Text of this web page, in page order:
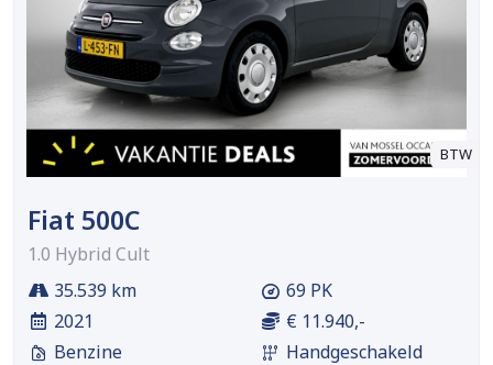
BTW
Fiat 500C
1.0 Hybrid Cult
35.539 km
2021
Benzine
69 PK
€ 11.940,-
Handgeschakeld